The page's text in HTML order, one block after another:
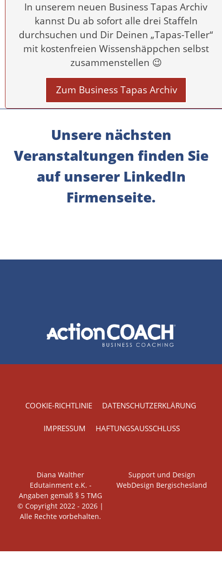
In unserem neuen Business Tapas Archiv
kannst Du ab sofort alle drei Staffeln
durchsuchen und Dir Deinen „Tapas-Teller“
mit kostenfreien Wissenshäppchen selbst
zusammenstellen 😉
Zum Business Tapas Archiv
Unsere nächsten
Veranstaltungen finden Sie
auf unserer LinkedIn
Firmenseite.
COOKIE-RICHTLINIE DATENSCHUTZERKLÄRUNG
IMPRESSUM HAFTUNGSAUSSCHLUSS
Diana Walther
Edutainment e.K. -
Angaben gemäß § 5 TMG
© Copyright 2022 - 2026 |
Alle Rechte vorbehalten.
Support und Design
WebDesign Bergischesland